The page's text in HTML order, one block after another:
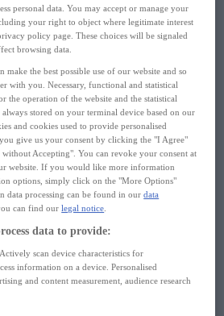
10
Studium
personal data. You may accept or manage your
your right to object where legitimate interest
policy page. These choices will be signaled
browsing data.
make the best possible use of our website and so
with you. Necessary, functional and statistical
the operation of the website and the statistical
stored on your terminal device based on our
and cookies used to provide personalised
give us your consent by clicking the "I Agree"
Accepting". You can revoke your consent at
website. If you would like more information
options, simply click on the "More Options"
data processing can be found in ourdata
can find ourlegal notice
data to provide:
scan device characteristics for
information on a device. Personalised
and content measurement, audience research